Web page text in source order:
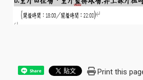
Share Print this